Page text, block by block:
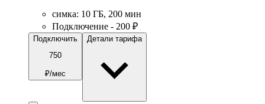
симка: 10 ГБ, 200 мин
Подключение - 200 ₽
Подключить
750
₽/мес
Детали тарифа